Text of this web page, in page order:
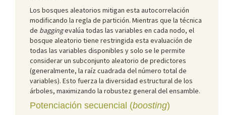
Los bosques aleatorios mitigan esta autocorrelación
modificando la regla de partición. Mientras que la técnica
de baggingevalúa todas las variables en cada nodo, el
bosque aleatorio tiene restringida esta evaluación de
todas las variables disponibles y solo se le permite
considerar un subconjunto aleatorio de predictores
(generalmente, la raíz cuadrada del número total de
variables). Esto fuerza la diversidad estructural de los
árboles, maximizando la robustez general del ensamble.
Potenciación secuencial (boosting)